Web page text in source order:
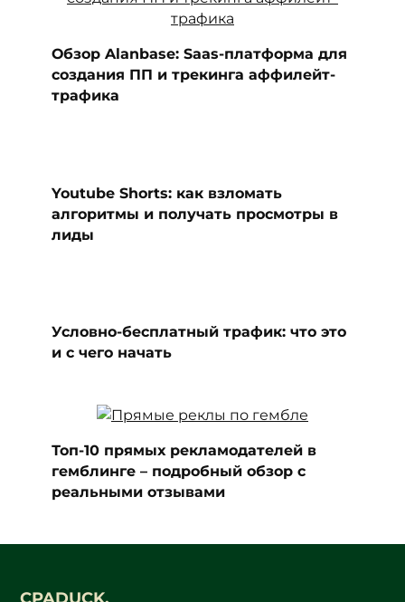
Обзор Alanbase: Saas-платформа для
создания ПП и трекинга аффилейт-
трафика
Youtube Shorts: как взломать
алгоритмы и получать просмотры в
лиды
Условно-бесплатный трафик: что это
и с чего начать
Топ-10 прямых рекламодателей в
гемблинге – подробный обзор с
реальными отзывами